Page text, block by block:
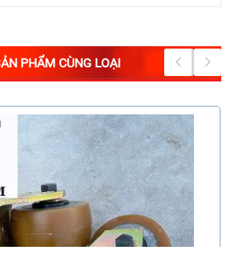
PHẨM CÙNG LOẠI